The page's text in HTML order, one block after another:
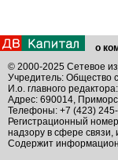
о
© 2000-2025 Сетевое
Учредитель: Общество
И.о. главного
Адрес: 690014,
Телефоны: +7 (423)
Регистрационный
надзору в сфере
Содержит